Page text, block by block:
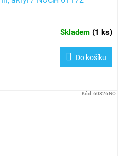
Skladem (1 ks)
Do košíku
Kód:60826NO